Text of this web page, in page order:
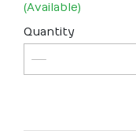
(Available)
Quantity